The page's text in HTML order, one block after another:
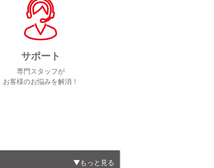
サポート
専門スタッフが
お客様のお悩みを解消！
もっと見る